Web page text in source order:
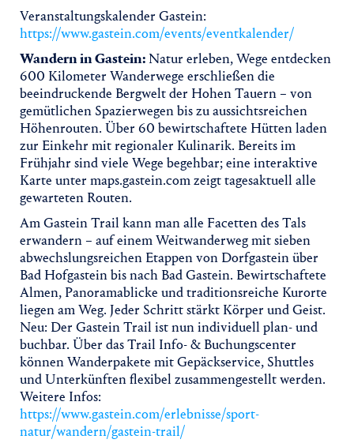
Veranstaltungskalender Gastein:
https://www.gastein.com/events/eventkalender/
Wandern in Gastein: Natur erleben, Wege entdecken
600 Kilometer Wanderwege erschließen die
beeindruckende Bergwelt der Hohen Tauern – von
gemütlichen Spazierwegen bis zu aussichtsreichen
Höhenrouten. Über 60 bewirtschaftete Hütten laden
zur Einkehr mit regionaler Kulinarik. Bereits im
Frühjahr sind viele Wege begehbar; eine interaktive
Karte unter maps.gastein.com zeigt tagesaktuell alle
gewarteten Routen.
Am Gastein Trail kann man alle Facetten des Tals
erwandern – auf einem Weitwanderweg mit sieben
abwechslungsreichen Etappen von Dorfgastein über
Bad Hofgastein bis nach Bad Gastein. Bewirtschaftete
Almen, Panoramablicke und traditionsreiche Kurorte
liegen am Weg. Jeder Schritt stärkt Körper und Geist.
Neu: Der Gastein Trail ist nun individuell plan- und
buchbar. Über das Trail Info- & Buchungscenter
können Wanderpakete mit Gepäckservice, Shuttles
und Unterkünften flexibel zusammengestellt werden.
Weitere Infos:
https://www.gastein.com/erlebnisse/sport-
natur/wandern/gastein-trail/